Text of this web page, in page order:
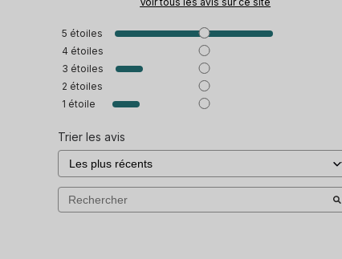
5 étoiles
4 étoiles
3 étoiles
2 étoiles
1 étoile
Trier les avis